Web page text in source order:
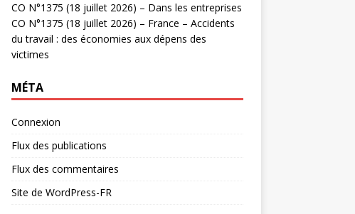
CO N°1375 (18 juillet 2026) – Dans les entreprises
CO N°1375 (18 juillet 2026) – France – Accidents
du travail : des économies aux dépens des
victimes
MÉTA
Connexion
Flux des publications
Flux des commentaires
Site de WordPress-FR